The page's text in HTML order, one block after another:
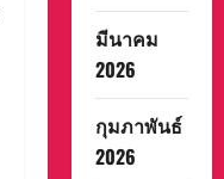
มีนาคม
2026
กุมภาพันธ์
2026